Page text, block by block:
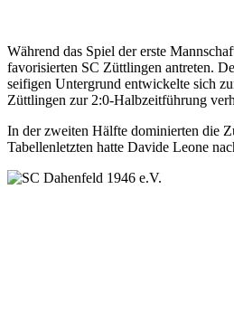
Während das Spiel der erste
favorisierten SC Züttlingen antreten.
seifigen Untergrund entwickelte sich
Züttlingen zur 2:0-Halbzeitführung
In der zweiten Hälfte dominierten die
Tabellenletzten hatte Davide Leone